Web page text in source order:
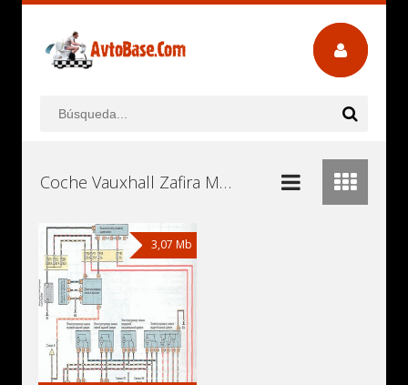
Coche Vauxhall Zafira Manuales de Usuario, Manuales de Instrucciones (Reparación) y Mantenimiento Descargar Gratis
3,07 Mb